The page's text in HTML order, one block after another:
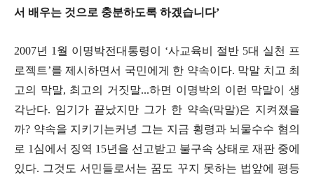
서 배우는 것으로 충분하도록 하겠습니다’
2007년 1월 이명박전대통령이 ‘사교육비 절반 5대 실천 프
로젝트’를 제시하면서 국민에게 한 약속이다. 막말 치고 최
고의 막말, 최고의 거짓말...하면 이명박의 이런 막말이 생
각난다. 임기가 끝났지만 그가 한 약속(막말)은 지켜졌을
까? 약속을 지키기는커녕 그는 지금 횡령과 뇌물수수 혐의
로 1심에서 징역 15년을 선고받고 불구속 상태로 재판 중에
있다. 그것도 서민들로서는 꿈도 꾸지 못하는 법앞에 평등